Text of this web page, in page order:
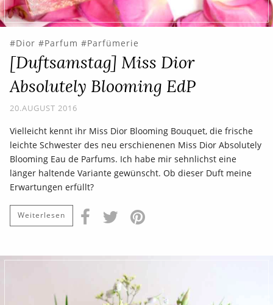
Dior Parfum Parfümerie
[Duftsamstag] Miss Dior
Absolutely Blooming EdP
20.AUGUST 2016
Vielleicht kennt ihr Miss Dior Blooming Bouquet, die frische
leichte Schwester des neu erschienenen Miss Dior Absolutely
Blooming Eau de Parfums. Ich habe mir sehnlichst eine
länger haltende Variante gewünscht. Ob dieser Duft meine
Erwartungen erfüllt?
Weiterlesen